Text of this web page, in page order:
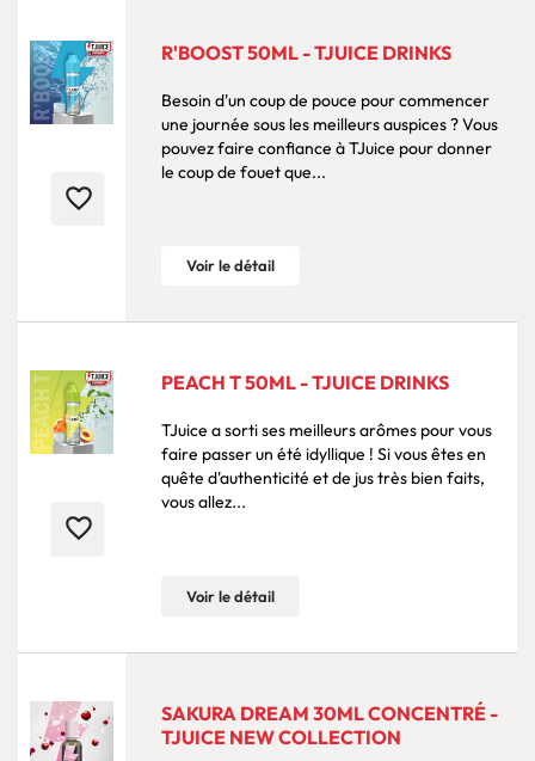
favorite_border
R'BOOST 50ML - TJUICE DRINKS
Besoin d'un coup de pouce pour commencer
une journée sous les meilleurs auspices ? Vous
pouvez faire confiance à TJuice pour donner
le coup de fouet que...
Voir le détail
favorite_border
PEACH T 50ML - TJUICE DRINKS
TJuice a sorti ses meilleurs arômes pour vous
faire passer un été idyllique ! Si vous êtes en
quête d'authenticité et de jus très bien faits,
vous allez...
Voir le détail
SAKURA DREAM 30ML CONCENTRÉ -
TJUICE NEW COLLECTION